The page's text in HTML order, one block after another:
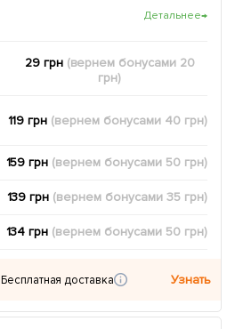
Детальнее→
29 грн (вернем бонусами 20
грн)
119 грн (вернем бонусами 40 грн)
159 грн (вернем бонусами 50 грн)
139 грн (вернем бонусами35 грн)
134 грн (вернем бонусами 50 грн)
Бесплатная доставка Узнать